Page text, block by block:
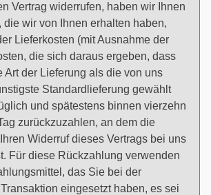
Vertrag widerrufen, haben wir Ihnen
wir von Ihnen erhalten haben,
Lieferkosten (mit Ausnahme der
die sich daraus ergeben, dass
Art der Lieferung als die von uns
Standardlieferung gewählt
und spätestens binnen vierzehn
zurückzuzahlen, an dem die
Widerruf dieses Vertrags bei uns
Für diese Rückzahlung verwenden
das Sie bei der
eingesetzt haben, es sei